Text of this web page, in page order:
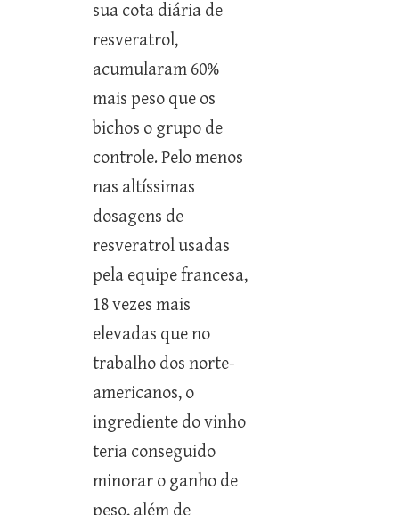
sua cota diária de
resveratrol,
acumularam 60%
mais peso que os
bichos o grupo de
controle. Pelo menos
nas altíssimas
dosagens de
resveratrol usadas
pela equipe francesa,
18 vezes mais
elevadas que no
trabalho dos norte-
americanos, o
ingrediente do vinho
teria conseguido
minorar o ganho de